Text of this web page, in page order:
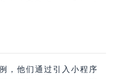
，他们通过引入小程序